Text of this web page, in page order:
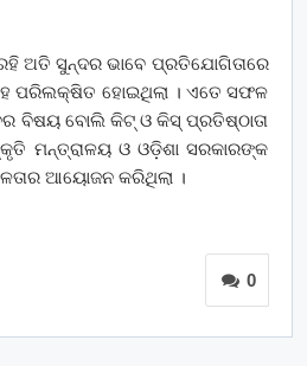
ଅତି ସୁନ୍ଦର ଭାବେ ପ୍ରତିଯୋଗିତାରେ
ପରିଲକ୍ଷିତ ହୋଇଥିଲା । ଏତେ ସଫଳ
ବିଷୟ ବୋଲି କିଟ୍‍ ଓ କିସ୍‍ ପ୍ରତିଷ୍ଠାତା
ମନ୍ତ୍ରାଳୟ ଓ ଓଡ଼ିଶା ସରକାରଙ୍କ
ଆୟୋଜନ କରିଥିଲା ।
0